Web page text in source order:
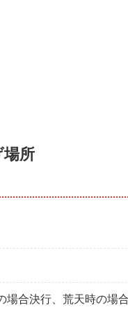
場所
合決行、荒天時の場